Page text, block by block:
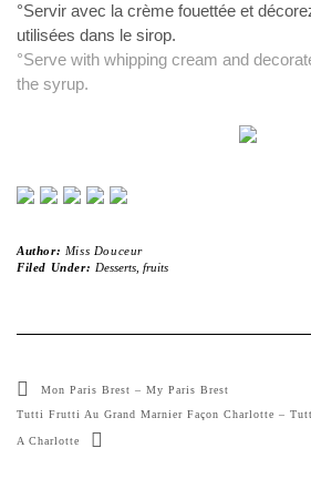
°Servir avec la crème fouettée et
utilisées dans le sirop.
°Serve with whipping cream and
the syrup.
Author: Miss Douceur
Filed Under: Desserts, fruits
Mon Paris Brest – My Paris Brest
Tutti Frutti Au Grand Marnier Façon Charlotte –
A Charlotte